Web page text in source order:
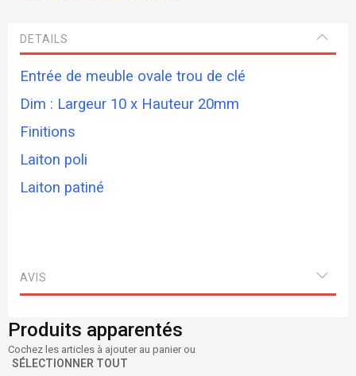
DETAILS
Entrée de meuble ovale trou de clé
Dim : Largeur 10 x Hauteur 20mm
Finitions
Laiton poli
Laiton patiné
AVIS
Produits apparentés
Cochez les articles à ajouter au panier ou
SÉLECTIONNER TOUT